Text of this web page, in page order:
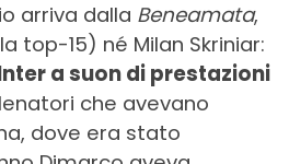
arriva dalla Beneamata,
top-15) né Milan Skriniar:
a suon di prestazioni
che avevano
dove era stato